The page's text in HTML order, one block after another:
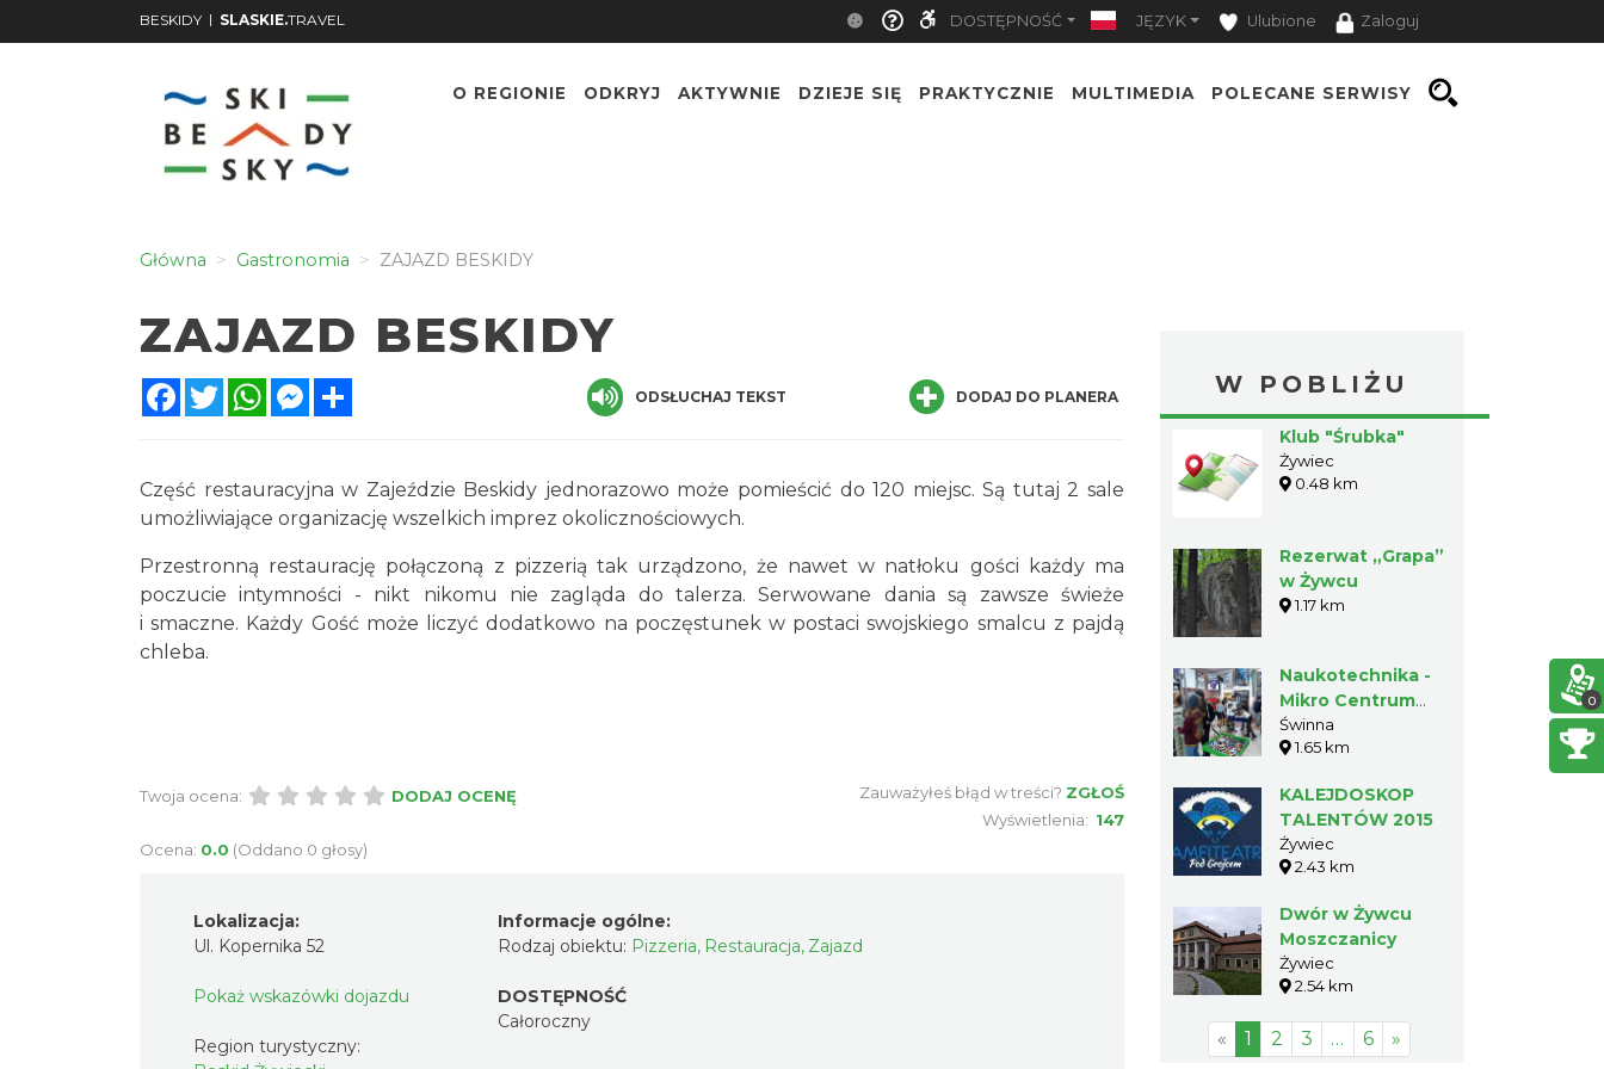
BESKIDY | SLASKIE.TRAVEL DOSTĘPNOŚĆ JĘZYK Ulubione Zaloguj
O REGIONIE ODKRYJ AKTYWNIE DZIEJE SIĘ PRAKTYCZNIE MULTIMEDIA POLECANE SERWISY
Główna Gastronomia ZAJAZD BESKIDY
ZAJAZD BESKIDY
FacebookTwitterWhatsAppMessenger ODSŁUCHAJ TEKST DODAJ DO PLANERA
Część restauracyjna w Zajeździe Beskidy jednorazowo może pomieścić do 120 miejsc. Są tutaj 2 sale
umożliwiające organizację wszelkich imprez okolicznościowych.
Przestronną restaurację połączoną z pizzerią tak urządzono, że nawet w natłoku gości każdy ma
poczucie intymności - nikt nikomu nie zagląda do talerza. Serwowane dania są zawsze świeże
i smaczne. Każdy Gość może liczyć dodatkowo na poczęstunek w postaci swojskiego smalcu z pajdą
chleba.
Twoja ocena: DODAJ OCENĘ
Ocena: 0.0 (Oddano 0 głosy)
Zauważyłeś błąd w treści? ZGŁOŚ
Wyświetlenia: 147
Lokalizacja:
Ul. Kopernika 52
Pokaż wskazówki dojazdu
Region turystyczny:
Informacje ogólne:
Rodzaj obiektu: Pizzeria, Restauracja, Zajazd
DOSTĘPNOŚĆ
Całoroczny
W POBLIŻU
Klub "Śrubka"
Żywiec
0.48 km
Rezerwat „Grapa”
w Żywcu
1.17 km
Naukotechnika -
Mikro Centrum
Nauki
Świnna
1.65 km
KALEJDOSKOP
TALENTÓW 2015
Żywiec
2.43 km
Dwór w Żywcu
Moszczanicy
Żywiec
2.54 km
« 1 2 3 … 6 »
0